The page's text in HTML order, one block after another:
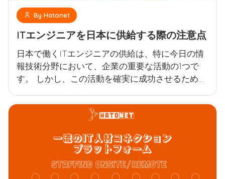
By Hatonet
ITエンジニアを日本に供給する際の注意点
日本で働くITエンジニアの供給は、特に今日の情
報技術分野において、企業の重要な活動の1つで
す。 しかし、この活動を確実に成功させるために
めに多くの重要な要素を確保する必要がありま
す。 日本へのITエンジニアの供給には多大な注